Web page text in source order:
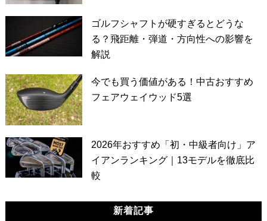
ゴルフシャフトが硬すぎるとどうな
る？飛距離・弾道・方向性への影響を
解説
今でも買う価値がある！中古おすすめ
フェアウェイウッド5選
2026年おすすめ「初・中級者向け」ア
イアンランキング｜13モデルを徹底比
較
新着記事